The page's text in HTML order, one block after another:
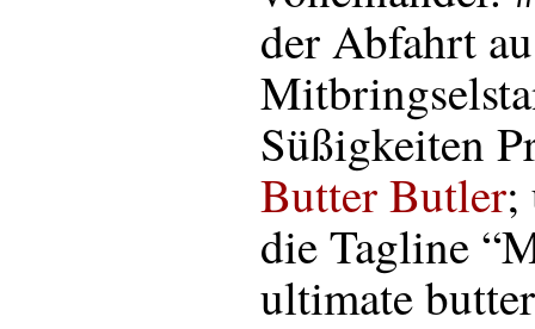
der Abfahrt
Süßigkeiten
Butter Butler;
die Tagline
ultimate